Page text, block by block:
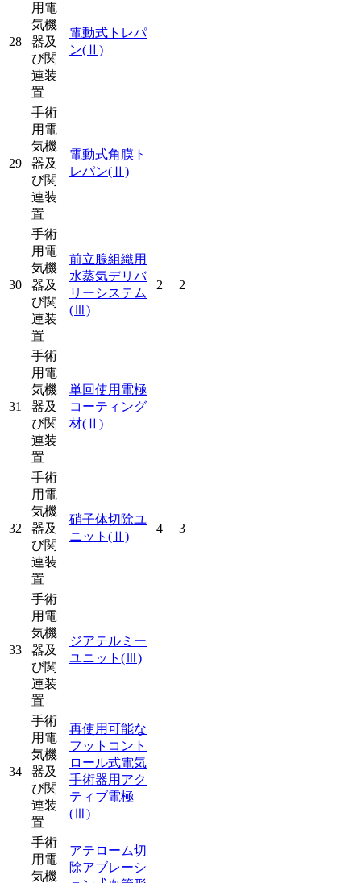
28
用電
気機
器及
び関
連装
置
電動式トレパ
ン(Ⅱ)
29
手術
用電
気機
器及
び関
連装
置
電動式角膜ト
レパン(Ⅱ)
30
手術
用電
気機
器及
び関
連装
置
前立腺組織用
水蒸気デリバ
リーシステム
(Ⅲ)
2 2
31
手術
用電
気機
器及
び関
連装
置
単回使用電極
コーティング
材(Ⅱ)
32
手術
用電
気機
器及
び関
連装
置
硝子体切除ユ
ニット (Ⅱ)
4 3
33
手術
用電
気機
器及
び関
連装
置
ジアテルミー
ユニット (Ⅲ)
34
手術
用電
気機
器及
び関
連装
置
再使用可能な
フットコント
ロール式電気
手術器用アク
ティブ電極
(Ⅲ)
手術
用電
気機
アテローム切
除アブレーシ